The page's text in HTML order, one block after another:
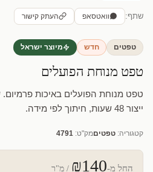
שתף: וואטסאפ העתק קישור
טפטים חדש מיוצר ישראל
טפט מנוחת הפועלים
טפט מנוחת הפועלים באיכות פרמיום.
ייצור 48 שעות, חיתוך לפי מידה.
קטגוריה: טפטיםמק"ט: 4791
החל מ-₪140 / מ"ר